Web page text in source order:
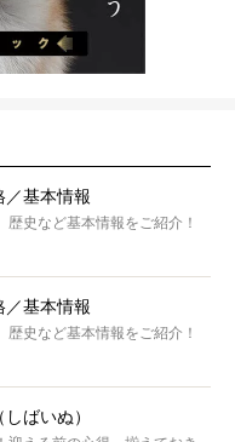
／基本情報
史など基本情報をご紹介！
／基本情報
史など基本情報をご紹介！
ばいぬ）